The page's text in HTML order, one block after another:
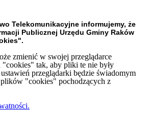
Telekomunikacyjne informujemy, że
Publicznej Urzędu Gminy Raków
zmienić w swojej przeglądarce
tak, aby pliki te nie były
przeglądarki będzie świadomym
"cookies" pochodzących z